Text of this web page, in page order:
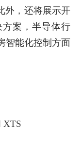
外，还将展示开
方案，半导体行
智能化控制方面